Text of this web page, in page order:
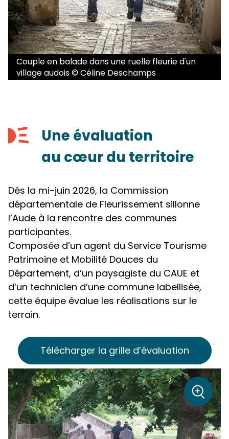
Couple en balade dans une ruelle fleurie d'un
village audois © Céline Deschamps
Une évaluation
au cœur du territoire
Dès la mi-juin 2026, la Commission
départementale de Fleurissement sillonne
l’Aude à la rencontre des communes
participantes.
Composée d’un agent du Service Tourisme
Patrimoine et Mobilité Douces du
Département, d’un paysagiste du CAUE et
d’un technicien d’une commune labellisée,
cette équipe évalue les réalisations sur le
terrain.
Télécharger la grille d’évaluation
Zoom
+
sur la